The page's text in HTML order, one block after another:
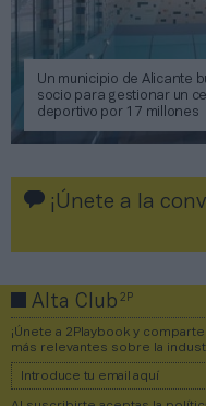
Un municipio de Alicante
socio para gestionar un
deportivo por 17 millones
¡Únete a la
Alta Club2P
¡Únete a 2Playbook y
más relevantes sobre la